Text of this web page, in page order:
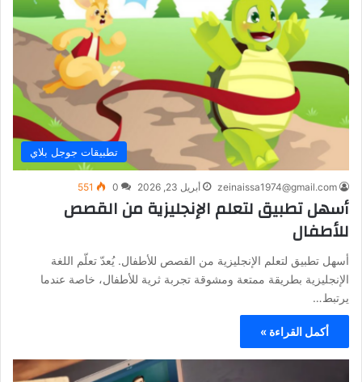
تطبيقات جوجل بلاي
zeinaissa1974@gmail.com أبريل 23, 2026 0
551
أسهل تطبيق لتعلم الإنجليزية من القصص
للأطفال
أسهل تطبيق لتعلم الإنجليزية من القصص للأطفال. يُعدّ تعلّم اللغة
الإنجليزية بطريقة ممتعة ومشوقة تجربة ثرية للأطفال، خاصة عندما
يرتبط…
أكمل القراءة »